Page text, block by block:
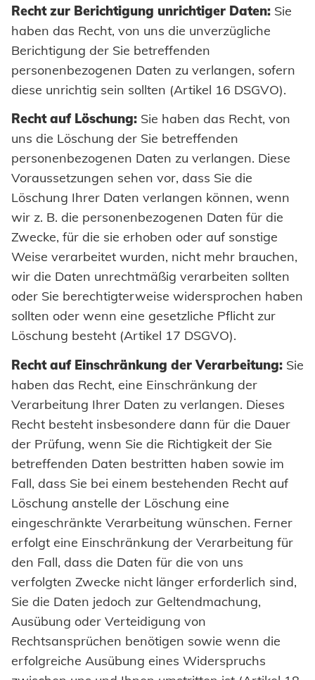
Recht zur Berichtigung unrichtiger Daten: Sie
haben das Recht, von uns die unverzügliche
Berichtigung der Sie betreffenden
personenbezogenen Daten zu verlangen, sofern
diese unrichtig sein sollten (Artikel 16 DSGVO).
Recht auf Löschung: Sie haben das Recht, von
uns die Löschung der Sie betreffenden
personenbezogenen Daten zu verlangen. Diese
Voraussetzungen sehen vor, dass Sie die
Löschung Ihrer Daten verlangen können, wenn
wir z. B. die personenbezogenen Daten für die
Zwecke, für die sie erhoben oder auf sonstige
Weise verarbeitet wurden, nicht mehr brauchen,
wir die Daten unrechtmäßig verarbeiten sollten
oder Sie berechtigterweise widersprochen haben
sollten oder wenn eine gesetzliche Pflicht zur
Löschung besteht (Artikel 17 DSGVO).
Recht auf Einschränkung der Verarbeitung: Sie
haben das Recht, eine Einschränkung der
Verarbeitung Ihrer Daten zu verlangen. Dieses
Recht besteht insbesondere dann für die Dauer
der Prüfung, wenn Sie die Richtigkeit der Sie
betreffenden Daten bestritten haben sowie im
Fall, dass Sie bei einem bestehenden Recht auf
Löschung anstelle der Löschung eine
eingeschränkte Verarbeitung wünschen. Ferner
erfolgt eine Einschränkung der Verarbeitung für
den Fall, dass die Daten für die von uns
verfolgten Zwecke nicht länger erforderlich sind,
Sie die Daten jedoch zur Geltendmachung,
Ausübung oder Verteidigung von
Rechtsansprüchen benötigen sowie wenn die
erfolgreiche Ausübung eines Widerspruchs